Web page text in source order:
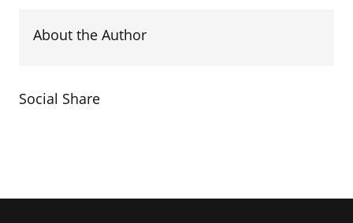
About the Author
Social Share